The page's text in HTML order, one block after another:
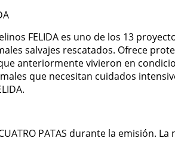
FELIDA es uno de los 13
salvajes rescatados. Ofrece
anteriormente vivieron en
que necesitan cuidados
PATAS durante la emisión.